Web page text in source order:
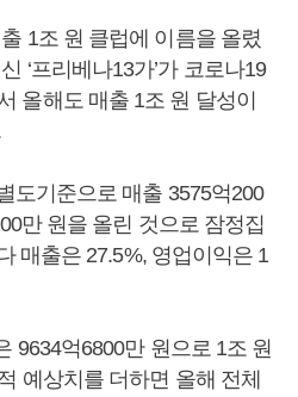
1조 원 클럽에 이름을 올렸
‘프리베나13가’가 코로나19
올해도 매출 1조 원 달성이
도기준으로 매출 3575억200
만 원을 올린 것으로 잠정집
매출은 27.5%, 영업이익은 1
9634억6800만 원으로 1조 원
예상치를 더하면 올해 전체